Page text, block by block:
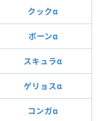
クックα
ボーンα
スキュラα
ゲリョスα
コンガα